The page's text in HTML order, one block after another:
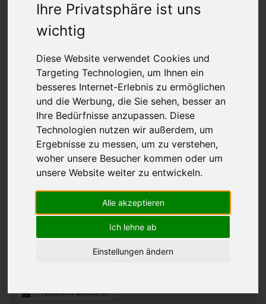
Ihre Privatsphäre ist uns
wichtig
Diese Website verwendet Cookies und
Targeting Technologien, um Ihnen ein
besseres Internet-Erlebnis zu ermöglichen
und die Werbung, die Sie sehen, besser an
Ihre Bedürfnisse anzupassen. Diese
Technologien nutzen wir außerdem, um
Ergebnisse zu messen, um zu verstehen,
woher unsere Besucher kommen oder um
unsere Website weiter zu entwickeln.
Alle akzeptieren
Ich lehne ab
Einstellungen ändern
Gisela Mayer Kate Soft Perücke
Hot flame (28/29-135+33)
Preisalarm aktivieren